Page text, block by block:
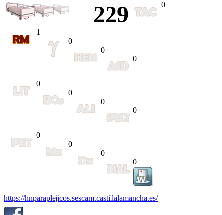
229 0
1
0
0
0
0
0
0
0
0
0
0
0
https://hnparaplejicos.sescam.castillalamancha.es/